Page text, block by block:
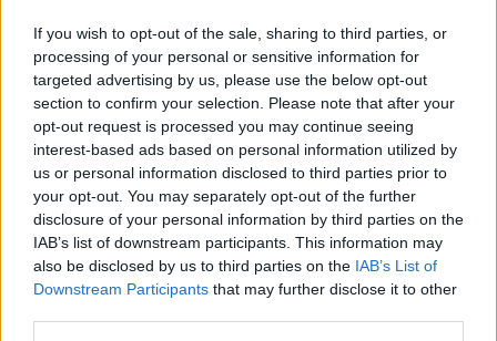
If you wish to opt-out of the sale, sharing to third parties, or
processing of your personal or sensitive information for
targeted advertising by us, please use the below opt-out
section to confirm your selection. Please note that after your
opt-out request is processed you may continue seeing
interest-based ads based on personal information utilized by
us or personal information disclosed to third parties prior to
your opt-out. You may separately opt-out of the further
disclosure of your personal information by third parties on the
IAB’s list of downstream participants. This information may
also be disclosed by us to third parties on the IAB’s List of
Downstream Participants that may further disclose it to other
2022. december 22.
Győrben láttak először karácsonyt
Győr | A Széchenyi István Egyetemen mára mintegy
ezer nemzetközi hallgató tanul, s köztük sokan a
kampuszon hallanak először a kereszténység egyik
legnagyobb ünnepéről, s itt figyelhetik meg, hogyan
töltik Magyarországon az emberek a karácsonyt.